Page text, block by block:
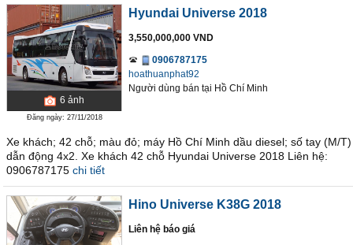
6 ảnh
Đăng ngày: 27/11/2018
Hyundai Universe 2018
3,550,000,000 VND
0906787175
hoathuanphat92
Người dùng bán tại Hồ Chí Minh
Xe khách; 42 chỗ; màu đỏ; máy Hồ Chí Minh dầu diesel; số tay (M/T)
dẫn động 4x2. Xe khách 42 chỗ Hyundai Universe 2018 Liên hệ:
0906787175 chi tiết
Hino Universe K38G 2018
Liên hệ báo giá